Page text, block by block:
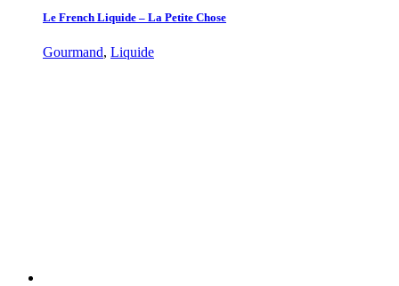
Le French Liquide – La Petite Chose
Gourmand, Liquide